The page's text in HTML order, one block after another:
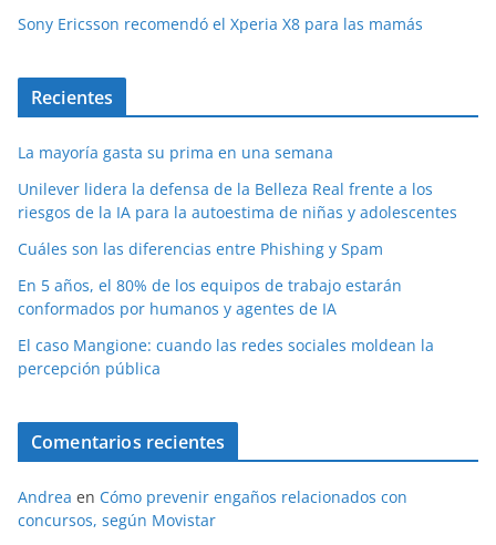
Sony Ericsson recomendó el Xperia X8 para las mamás
Recientes
La mayoría gasta su prima en una semana
Unilever lidera la defensa de la Belleza Real frente a los
riesgos de la IA para la autoestima de niñas y adolescentes
Cuáles son las diferencias entre Phishing y Spam
En 5 años, el 80% de los equipos de trabajo estarán
conformados por humanos y agentes de IA
El caso Mangione: cuando las redes sociales moldean la
percepción pública
Comentarios recientes
Andrea en Cómo prevenir engaños relacionados con
concursos, según Movistar